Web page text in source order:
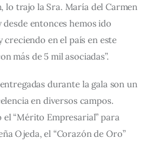
lo trajo la Sra. María del Carmen
desde entonces hemos ido
creciendo en el país en este
más de 5 mil asociadas”.
durante la gala son un
en diversos campos.
“Mérito Empresarial” para
Ojeda, el “Corazón de Oro”